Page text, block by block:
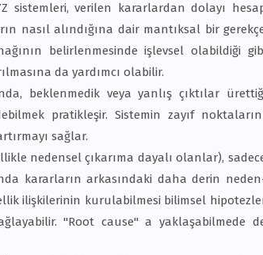
sistemleri, verilen kararlardan dolayı
nasıl alındığına dair mantıksal bir
belirlenmesinde işlevsel olabildiği
da yardımcı olabilir.
beklenmedik veya yanlış çıktılar
pratikleşir. Sistemin zayıf
sağlar.
nedensel çıkarıma dayalı olanlar),
kararların arkasındaki daha derin
ilişkilerinin kurulabilmesi bilimsel
"Root cause" a yaklaşabilmede